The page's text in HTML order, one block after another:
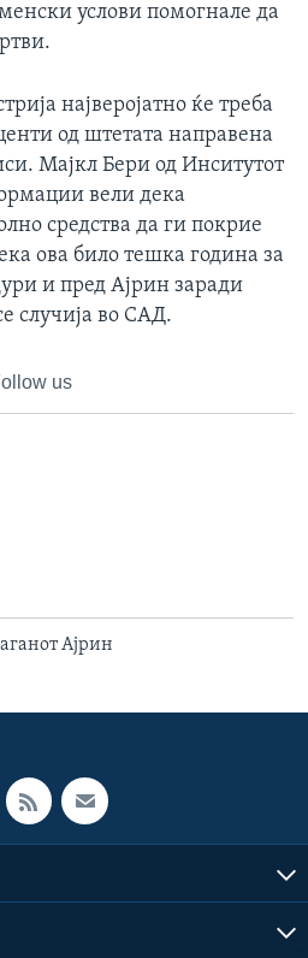
услови помогнале да
најверојатно ќе треба
од штетата направена
Мајкл Бери од Инситутот
вели дека
средства да ги покрие
ова било тешка година за
и пред Ајрин заради
случија во САД.
us
Ајрин